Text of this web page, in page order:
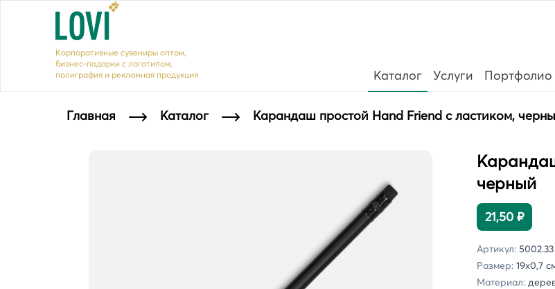
Корпоративные сувениры оптом,
бизнес-подарки с логотипом,
полиграфия и рекламная продукция
Каталог Услуги Портфолио
Главная Каталог Карандаш простой Hand Friend с ластиком,
черный
21,50 ₽
Артикул: 5002.33
Размер: 19х0,7
Материал: